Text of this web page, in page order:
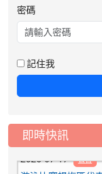
密碼
記住我
即時快訊
2026-08-06
楊梅區代表選手服
2026-08-05
重要
師甄選簡章
2026-08-03
態編班結果公告
工車輛臨停」一案
2026-07-17
公告
游泳比賽楊梅區代